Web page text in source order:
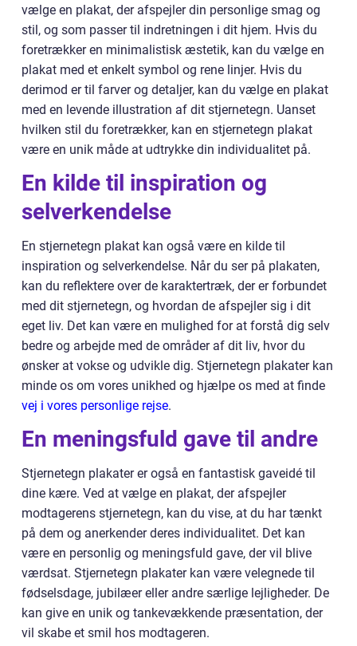
vælge en plakat, der afspejler din personlige smag og
stil, og som passer til indretningen i dit hjem. Hvis du
foretrækker en minimalistisk æstetik, kan du vælge en
plakat med et enkelt symbol og rene linjer. Hvis du
derimod er til farver og detaljer, kan du vælge en plakat
med en levende illustration af dit stjernetegn. Uanset
hvilken stil du foretrækker, kan en stjernetegn plakat
være en unik måde at udtrykke din individualitet på.
En kilde til inspiration og
selverkendelse
En stjernetegn plakat kan også være en kilde til
inspiration og selverkendelse. Når du ser på plakaten,
kan du reflektere over de karaktertræk, der er forbundet
med dit stjernetegn, og hvordan de afspejler sig i dit
eget liv. Det kan være en mulighed for at forstå dig selv
bedre og arbejde med de områder af dit liv, hvor du
ønsker at vokse og udvikle dig. Stjernetegn plakater kan
minde os om vores unikhed og hjælpe os med at finde
vej i vores personlige rejse.
En meningsfuld gave til andre
Stjernetegn plakater er også en fantastisk gaveidé til
dine kære. Ved at vælge en plakat, der afspejler
modtagerens stjernetegn, kan du vise, at du har tænkt
på dem og anerkender deres individualitet. Det kan
være en personlig og meningsfuld gave, der vil blive
værdsat. Stjernetegn plakater kan være velegnede til
fødselsdage, jubilæer eller andre særlige lejligheder. De
kan give en unik og tankevækkende præsentation, der
vil skabe et smil hos modtageren.